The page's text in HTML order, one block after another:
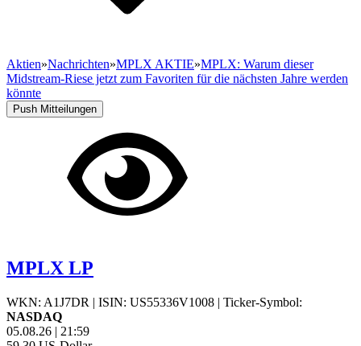
Aktien»Nachrichten»MPLX AKTIE»MPLX: Warum dieser
Midstream-Riese jetzt zum Favoriten für die nächsten Jahre werden
könnte
Push Mitteilungen
MPLX LP
WKN: A1J7DR | ISIN: US55336V1008 | Ticker-Symbol:
NASDAQ
05.08.26 | 21:59